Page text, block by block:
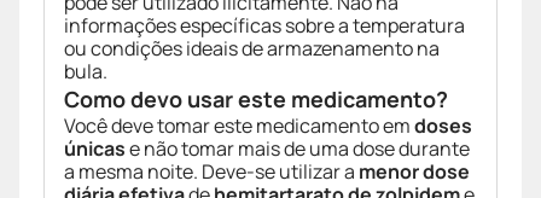
informações específicas sobre a temperatura
ou condições ideais de armazenamento na
bula.
Como devo usar este medicamento?
Você deve tomar este medicamento emdoses
únicase não tomar mais de uma dose durante
a mesma noite. Deve-se utilizar a menor dose